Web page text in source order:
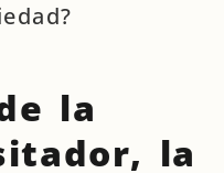
la
la